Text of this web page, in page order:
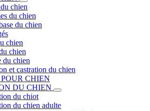
chien
du chien
du chien
chien
chien
du chien
et castration du chien
CHIEN
DU CHIEN
du chiot
du chien adulte